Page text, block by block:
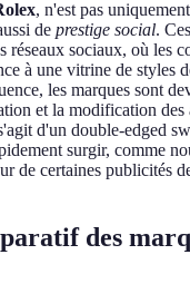
, n'est pas
de prestige social.
réseaux sociaux, où les
à une vitrine de styles
les marques sont
et la modification des
d'un double-edged
surgir, comme
de certaines publicités
des